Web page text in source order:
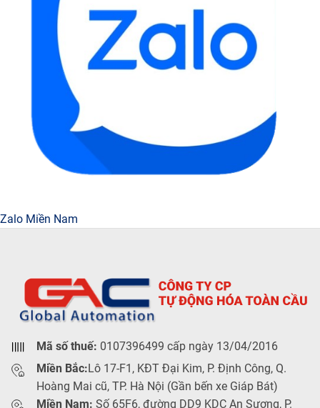
Zalo Miền Nam
Mã số thuế: 0107396499 cấp ngày 13/04/2016
Miền Bắc:Lô 17-F1, KĐT Đại Kim, P. Định Công, Q.
Hoàng Mai cũ, TP. Hà Nội (Gần bến xe Giáp Bát)
Miền Nam: Số 65F6, đường DD9 KDC An Sương, P.